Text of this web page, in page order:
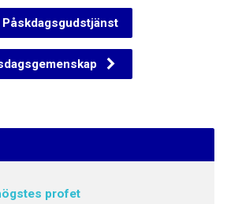
Påskdagsgudstjänst
profet